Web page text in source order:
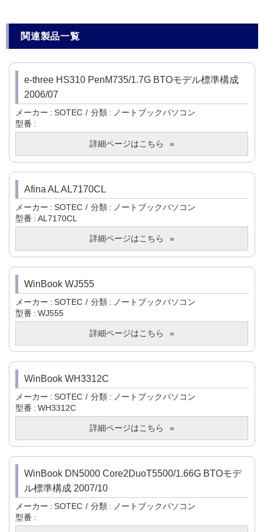
関連製品一覧
e-three HS310 PenM735/1.7G BTOモデル標準構成
2006/07
メーカー SOTEC 分類
ノートブックパソコン
型番
詳細ページはこちら
Afina AL AL7170CL
メーカー SOTEC 分類
ノートブックパソコン
型番
AL7170CL
詳細ページはこちら
WinBook WJ555
メーカー SOTEC 分類
ノートブックパソコン
型番
WJ555
詳細ページはこちら
WinBook WH3312C
メーカー SOTEC 分類
ノートブックパソコン
型番
WH3312C
詳細ページはこちら
WinBook DN5000 Core2DuoT5500/1.66G BTOモデ
ル標準構成 2007/10
メーカー SOTEC 分類
ノートブックパソコン
型番